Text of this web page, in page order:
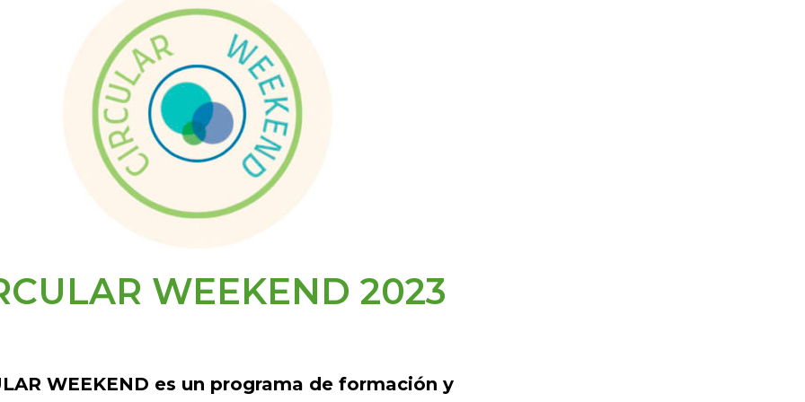
WEEKEND 2023
WEEKEND es un programa de formación y